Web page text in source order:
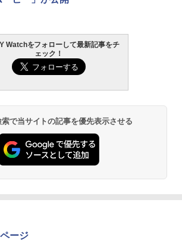
Watchをフォローして最新記事をチ
ェック！
で当サイトの記事を優先表示させる
ージ